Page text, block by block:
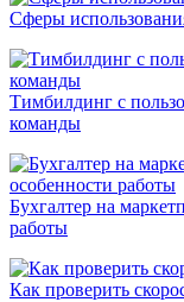
Сферы
Тимбилдинг с
команды
Бухгалтер на
работы
Как проверить